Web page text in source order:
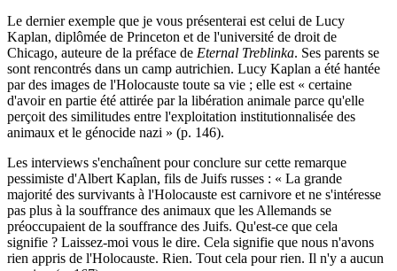
Le dernier exemple que je vous présenterai est celui de Lucy
Kaplan, diplômée de Princeton et de l'université de droit de
Chicago, auteure de la préface de Eternal Treblinka. Ses parents se
sont rencontrés dans un camp autrichien. Lucy Kaplan a été hantée
par des images de l'Holocauste toute sa vie ; elle est « certaine
d'avoir en partie été attirée par la libération animale parce qu'elle
perçoit des similitudes entre l'exploitation institutionnalisée des
animaux et le génocide nazi » (p. 146).
Les interviews s'enchaînent pour conclure sur cette remarque
pessimiste d'Albert Kaplan, fils de Juifs russes : « La grande
majorité des survivants à l'Holocauste est carnivore et ne s'intéresse
pas plus à la souffrance des animaux que les Allemands se
préoccupaient de la souffrance des Juifs. Qu'est-ce que cela
signifie ? Laissez-moi vous le dire. Cela signifie que nous n'avons
rien appris de l'Holocauste. Rien. Tout cela pour rien. Il n'y a aucun